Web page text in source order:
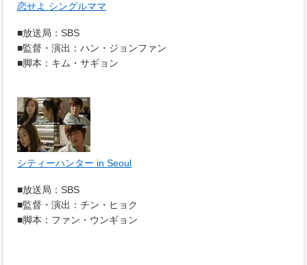
恋せよ シングルママ
■放送局：SBS
■監督・演出：ハン・ジョンファン
■脚本：キム・サギョン
シティーハンター in Seoul
■放送局：SBS
■監督・演出：チン・ヒョク
■脚本：ファン・ウンギョン